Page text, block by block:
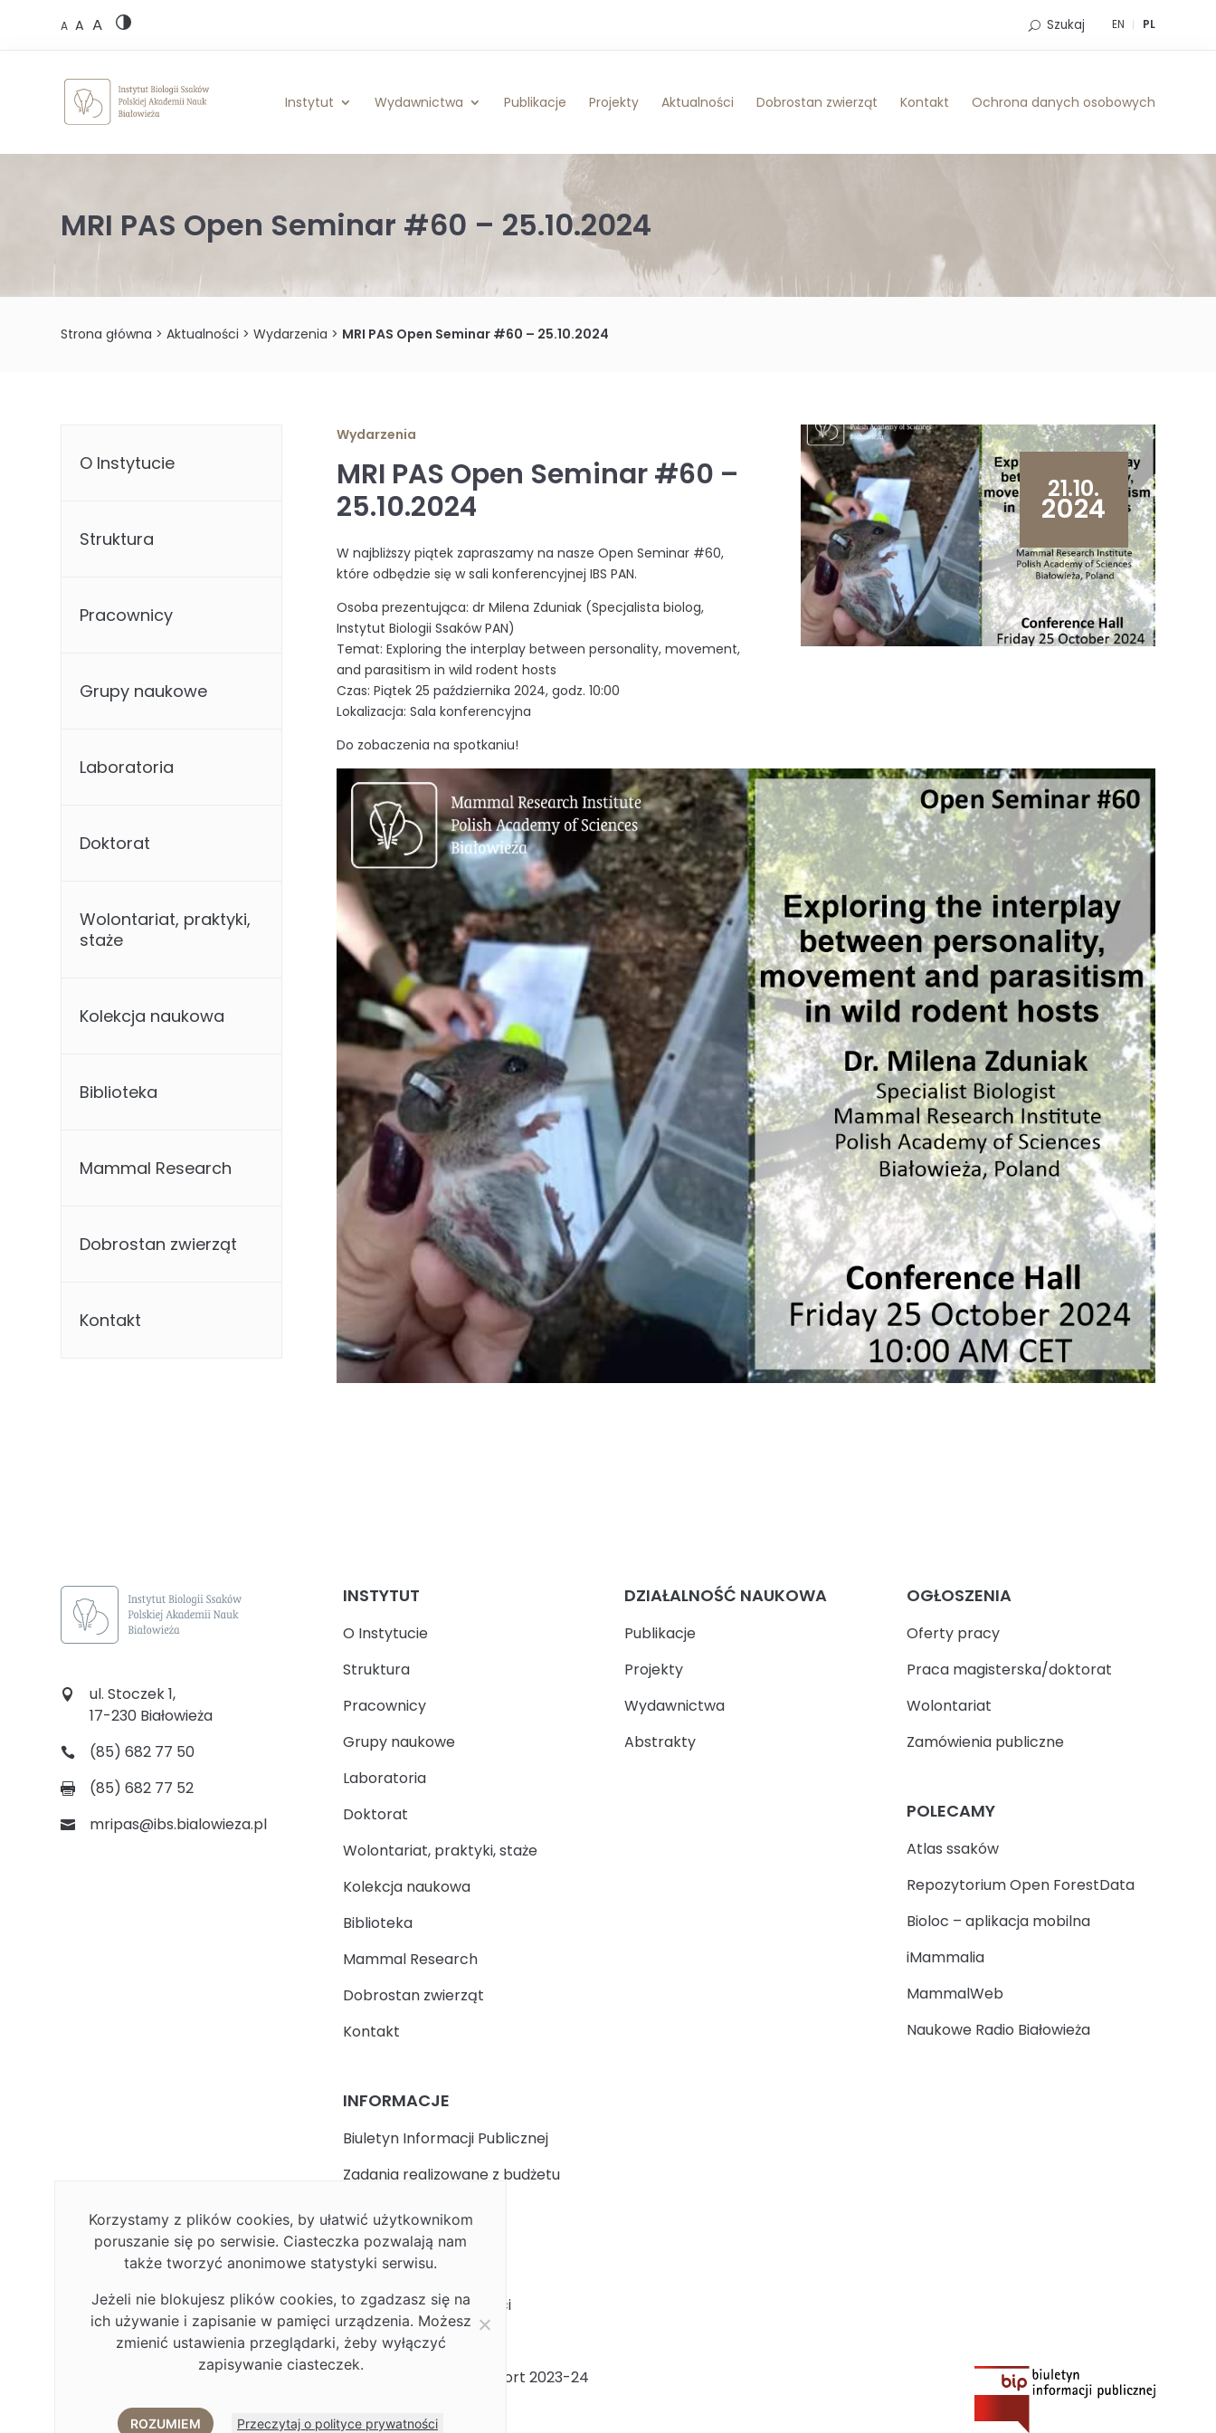
A A A EN PL
Szukaj
Instytut Wydawnictwa Publikacje Projekty Aktualności Dobrostan zwierząt Kontakt Ochrona danych osobowych
MRI PAS Open Seminar #60 – 25.10.2024
Strona główna >Aktualności >Wydarzenia > MRI PAS Open Seminar #60 – 25.10.2024
21.10.
2024
Wydarzenia
MRI PAS Open Seminar #60 –
25.10.2024
W najbliższy piątek zapraszamy na nasze Open Seminar #60,
które odbędzie się w sali konferencyjnej IBS PAN.
Osoba prezentująca: dr Milena Zduniak (Specjalista biolog,
Instytut Biologii Ssaków PAN)
Temat: Exploring the interplay between personality, movement,
and parasitism in wild rodent hosts
Czas: Piątek 25 października 2024, godz. 10:00
Lokalizacja: Sala konferencyjna
Do zobaczenia na spotkaniu!
O Instytucie
Struktura
Pracownicy
Grupy naukowe
Laboratoria
Doktorat
Wolontariat, praktyki,
staże
Kolekcja naukowa
Biblioteka
Mammal Research
Dobrostan zwierząt
Kontakt
ul. Stoczek 1,
17-230 Białowieża
(85) 682 77 50
(85) 682 77 52
mripas@ibs.bialowieza.pl
INSTYTUT
O Instytucie
Struktura
Pracownicy
Grupy naukowe
Laboratoria
Doktorat
Wolontariat, praktyki, staże
Kolekcja naukowa
Biblioteka
Mammal Research
Dobrostan zwierząt
Kontakt
INFORMACJE
Biuletyn Informacji Publicznej
Zadania realizowane z budżetu
Facebook
Polityka prywatności
Deklaracja dostępności
Plan Równości Płci
Plan Równości Płci Raport 2023-24
DZIAŁALNOŚĆ NAUKOWA
Publikacje
Projekty
Wydawnictwa
Abstrakty
OGŁOSZENIA
Oferty pracy
Praca magisterska/doktorat
Wolontariat
Zamówienia publiczne
POLECAMY
Atlas ssaków
Repozytorium Open ForestData
Bioloc – aplikacja mobilna
iMammalia
MammalWeb
Naukowe Radio Białowieża
Korzystamy z plików cookies, by ułatwić użytkownikom
poruszanie się po serwisie. Ciasteczka pozwalają nam
także tworzyć anonimowe statystyki serwisu.
Jeżeli nie blokujesz plików cookies, to zgadzasz się na
ich używanie i zapisanie w pamięci urządzenia. Możesz
zmienić ustawienia przeglądarki, żeby wyłączyć
zapisywanie ciasteczek.
ROZUMIEM Przeczytaj o polityce prywatności